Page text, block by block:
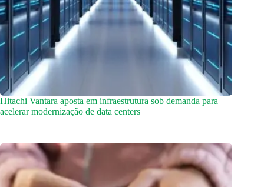
Hitachi Vantara aposta em infraestrutura sob demanda para
acelerar modernização de data centers